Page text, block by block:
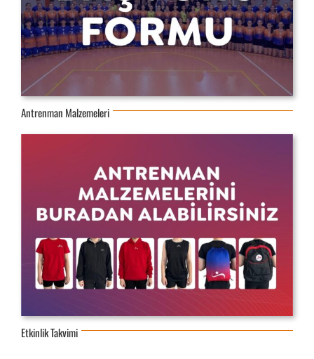
Antrenman Malzemeleri
Etkinlik Takvimi